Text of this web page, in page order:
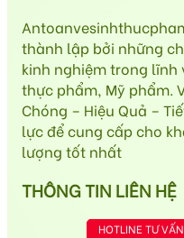
thành lập bởi những
kinh nghiệm trong lĩnh
thực phẩm, Mỹ phẩm.
Chóng – Hiệu Quả –
lực để cung cấp cho
lượng tốt nhất
THÔNG TIN LIÊN HỆ
HOTLINE TƯ